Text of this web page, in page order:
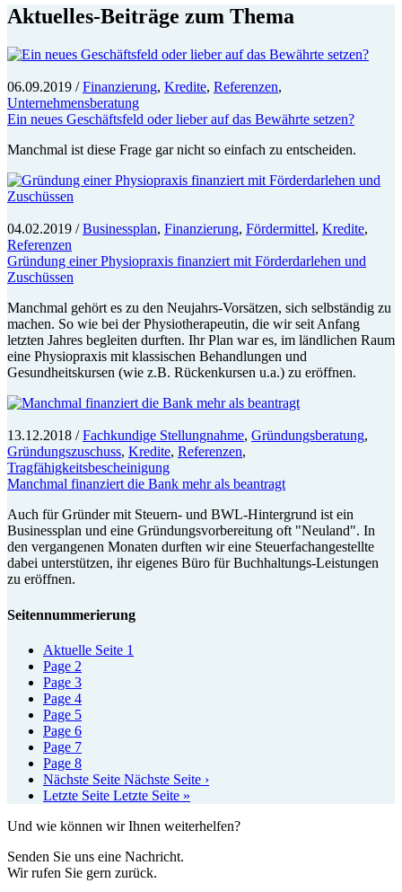
Aktuelles-Beiträge zum Thema
06.09.2019 /Finanzierung, Kredite, Referenzen,
Unternehmensberatung
Ein neues Geschäftsfeld oder lieber auf das Bewährte setzen?
Manchmal ist diese Frage gar nicht so einfach zu entscheiden.
04.02.2019 /Businessplan, Finanzierung, Fördermittel, Kredite,
Referenzen
Gründung einer Physiopraxis finanziert mit Förderdarlehen und
Zuschüssen
Manchmal gehört es zu den Neujahrs-Vorsätzen, sich selbständig zu
machen. So wie bei der Physiotherapeutin, die wir seit Anfang
letzten Jahres begleiten durften. Ihr Plan war es, im ländlichen Raum
eine Physiopraxis mit klassischen Behandlungen und
Gesundheitskursen (wie z.B. Rückenkursen u.a.) zu eröffnen.
13.12.2018 /Fachkundige Stellungnahme, Gründungsberatung,
Gründungszuschuss, Kredite, Referenzen,
Tragfähigkeitsbescheinigung
Manchmal finanziert die Bank mehr als beantragt
Auch für Gründer mit Steuern- und BWL-Hintergrund ist ein
Businessplan und eine Gründungsvorbereitung oft "Neuland". In
den vergangenen Monaten durften wir eine Steuerfachangestellte
dabei unterstützen, ihr eigenes Büro für Buchhaltungs-Leistungen
zu eröffnen.
Seitennummerierung
Aktuelle Seite 1
Page 2
Page 3
Page 4
Page 5
Page 6
Page 7
Page 8
Nächste Seite Nächste Seite ›
Letzte Seite Letzte Seite »
Und wie können wir Ihnen weiterhelfen?
Senden Sie uns eine Nachricht.
Wir rufen Sie gern zurück.